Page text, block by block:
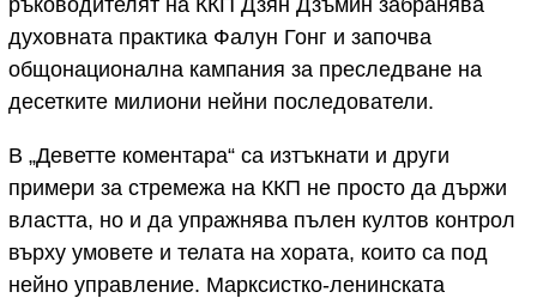
духовната практика Фалун Гонг и започва
общонационална кампания за преследване на
десетките милиони нейни последователи.
В „Деветте коментара“ са изтъкнати и други
примери за стремежа на ККП не просто да държи
властта, но и да упражнява пълен култов контрол
върху умовете и телата на хората, които са под
нейно управление. Марксистко-ленинската